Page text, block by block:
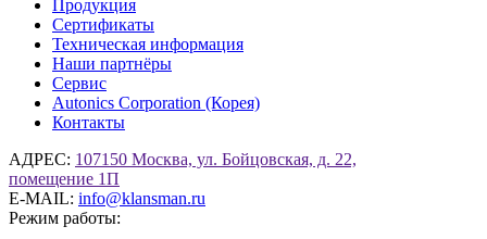
Продукция
Сертификаты
Техническая информация
Наши партнёры
Сервис
Autonics Corporation (Корея)
Контакты
АДРЕС: 107150 Москва, ул. Бойцовская, д. 22,
помещение 1П
E-MAIL: info@klansman.ru
Режим работы: